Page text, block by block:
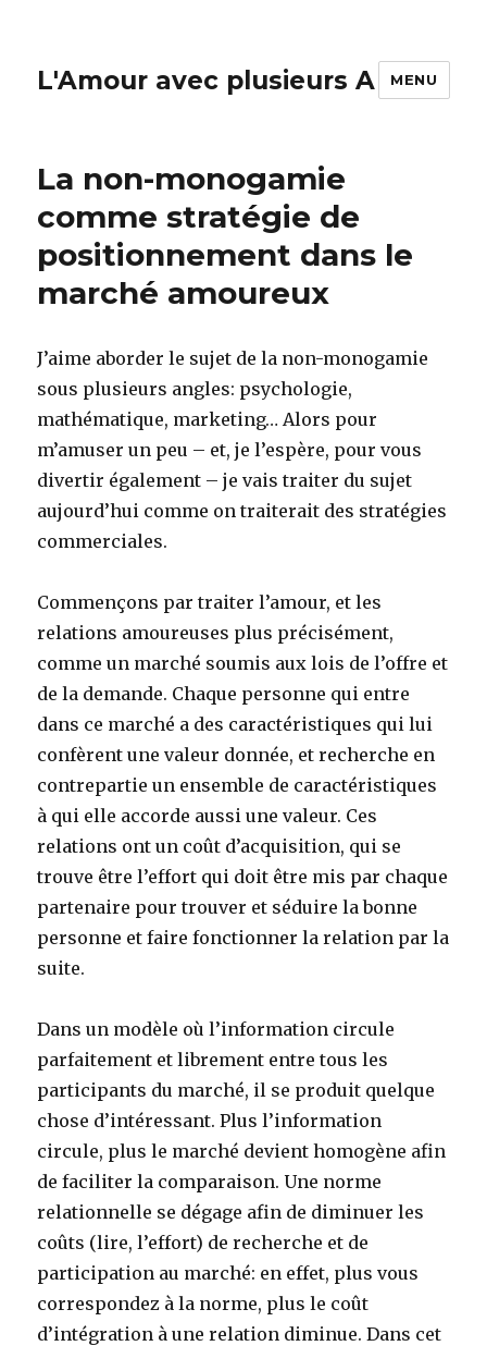
L'Amour avec plusieurs A MENU
La non-monogamie
comme stratégie de
positionnement dans le
marché amoureux
J’aime aborder le sujet de la non-monogamie
sous plusieurs angles: psychologie,
mathématique, marketing… Alors pour
m’amuser un peu – et, je l’espère, pour vous
divertir également – je vais traiter du sujet
aujourd’hui comme on traiterait des stratégies
commerciales.
Commençons par traiter l’amour, et les
relations amoureuses plus précisément,
comme un marché soumis aux lois de l’offre et
de la demande. Chaque personne qui entre
dans ce marché a des caractéristiques qui lui
confèrent une valeur donnée, et recherche en
contrepartie un ensemble de caractéristiques
à qui elle accorde aussi une valeur. Ces
relations ont un coût d’acquisition, qui se
trouve être l’effort qui doit être mis par chaque
partenaire pour trouver et séduire la bonne
personne et faire fonctionner la relation par la
suite.
Dans un modèle où l’information circule
parfaitement et librement entre tous les
participants du marché, il se produit quelque
chose d’intéressant. Plus l’information
circule, plus le marché devient homogène afin
de faciliter la comparaison. Une norme
relationnelle se dégage afin de diminuer les
coûts (lire, l’effort) de recherche et de
participation au marché: en effet, plus vous
correspondez à la norme, plus le coût
d’intégration à une relation diminue. Dans cet